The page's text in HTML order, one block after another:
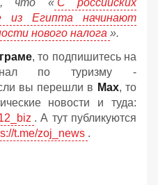
что « С российских
из Египта начинают
нового налога ».
, то подпишитесь на
по туризму -
вы перешли в Мах, то
новости и туда:
. А тут публикуются
t.me/zoj_news .